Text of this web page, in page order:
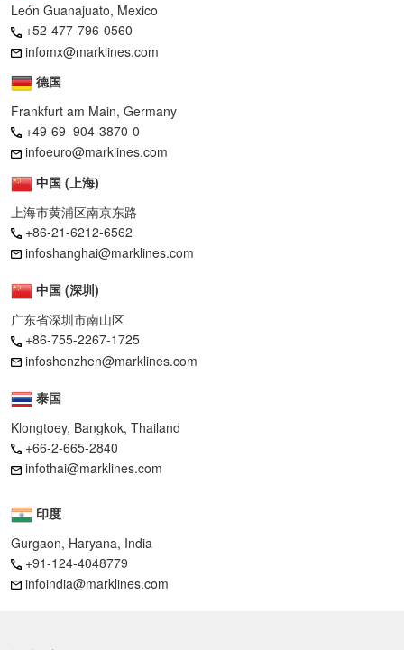
León Guanajuato, Mexico
+52-477-796-0560
infomx@marklines.com
德国
Frankfurt am Main, Germany
+49-69–904-3870-0
infoeuro@marklines.com
中国 (上海)
上海市黄浦区南京东路
+86-21-6212-6562
infoshanghai@marklines.com
中国 (深圳)
广东省深圳市南山区
+86-755-2267-1725
infoshenzhen@marklines.com
泰国
Klongtoey, Bangkok, Thailand
+66-2-665-2840
infothai@marklines.com
印度
Gurgaon, Haryana, India
+91-124-4048779
infoindia@marklines.com